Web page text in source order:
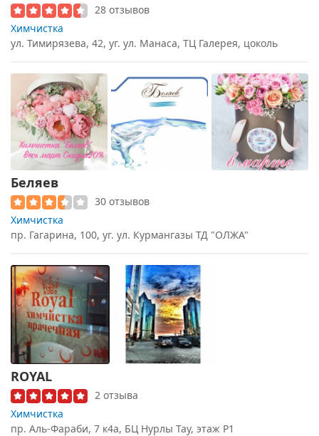
28 отзывов
Химчистка
ул. Тимирязева, 42, уг. ул. Манаса, ТЦ Галерея, цоколь
Беляев
30 отзывов
Химчистка
пр. Гагарина, 100, уг. ул. Курмангазы ТД "ОЛЖА"
ROYAL
2 отзыва
Химчистка
пр. Аль-Фараби, 7 к4а, БЦ Нурлы Тау, этаж P1